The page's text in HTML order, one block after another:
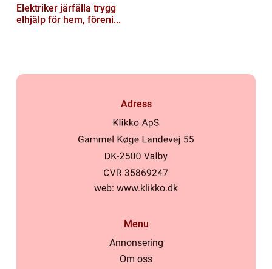
Elektriker järfälla trygg
elhjälp för hem, föreni...
Adress
web: www.klikko.dk
Menu
Annonsering
Om oss